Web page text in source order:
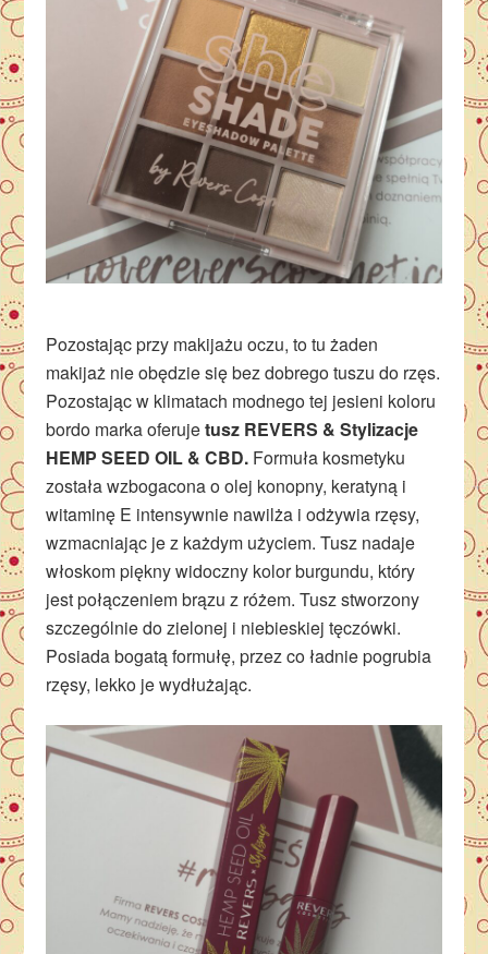
Pozostając przy makijażu oczu, to tu żaden
makijaż nie obędzie się bez dobrego tuszu do rzęs.
Pozostając w klimatach modnego tej jesieni koloru
bordo marka oferujetusz REVERS & Stylizacje
HEMP SEED OIL & CBD. Formuła kosmetyku
została wzbogacona o olej konopny, keratyną i
witaminę E intensywnie nawilża i odżywia rzęsy,
wzmacniając je z każdym użyciem. Tusz nadaje
włoskom piękny widoczny kolor burgundu, który
jest połączeniem brązu z różem. Tusz stworzony
szczególnie do zielonej i niebieskiej tęczówki.
Posiada bogatą formułę, przez co ładnie pogrubia
rzęsy, lekko je wydłużając.